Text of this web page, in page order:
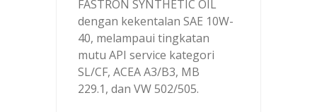
FASTRON SYNTHETIC OIL
dengan kekentalan SAE 10W-
40, melampaui tingkatan
mutu API service kategori
SL/CF, ACEA A3/B3, MB
229.1, dan VW 502/505.